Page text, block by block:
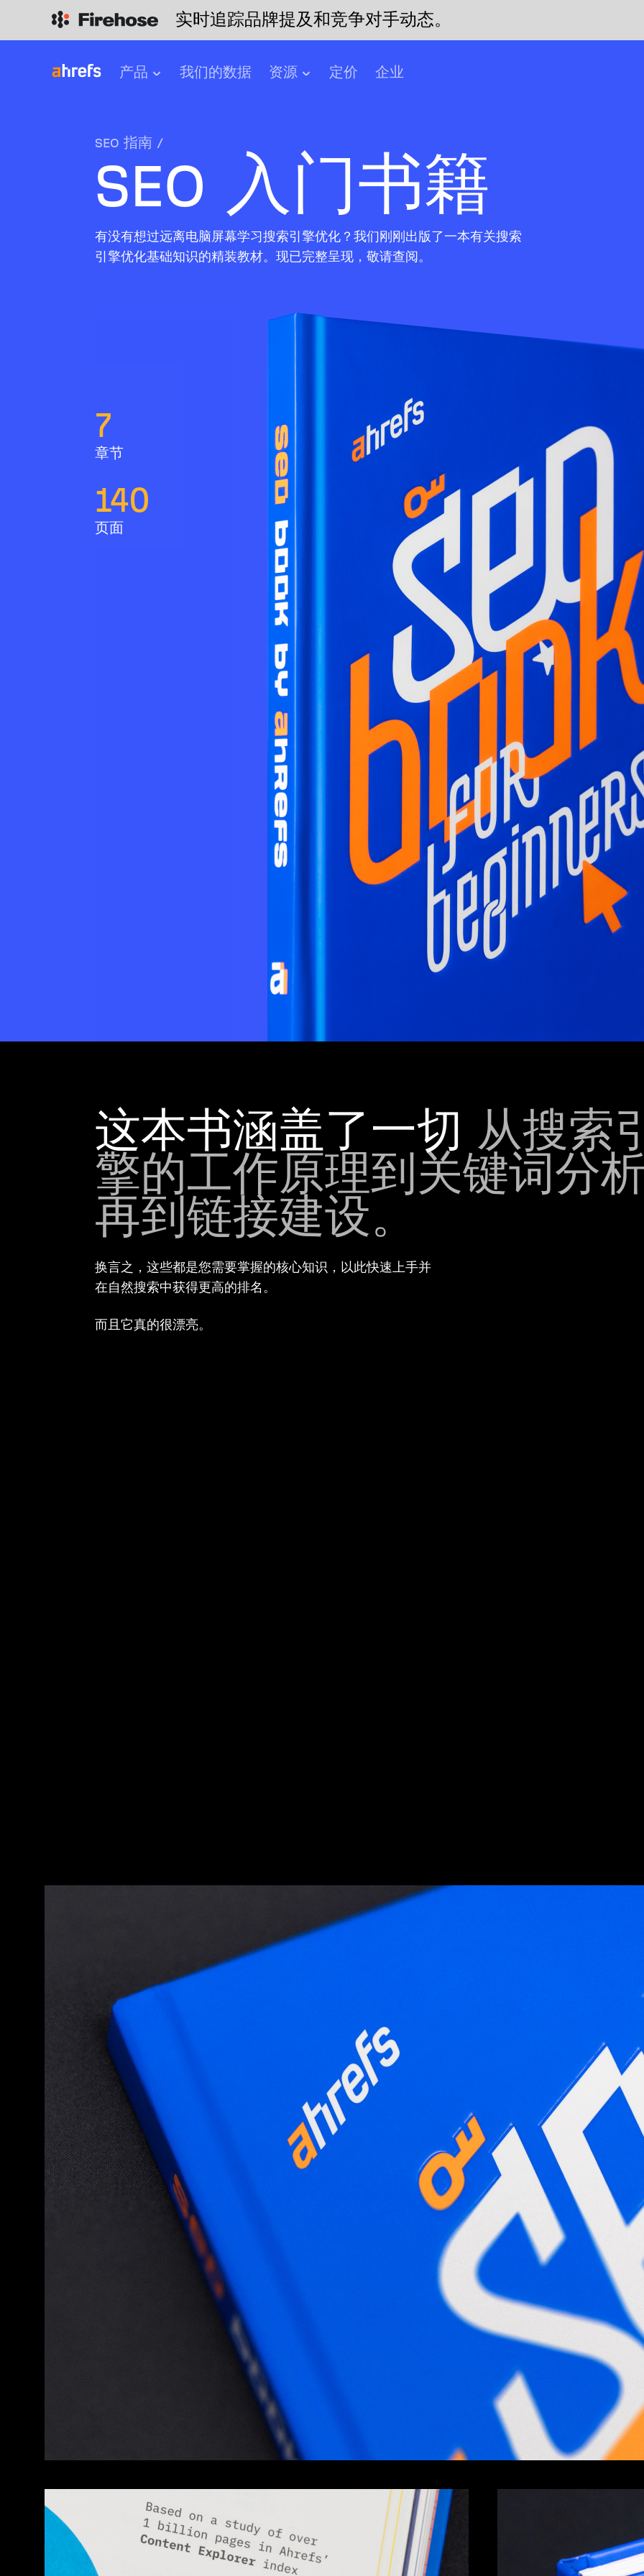
实时追踪品牌提及和竞争对手动态。
产品 我们的数据 资源 定价 企业
SEO 指南 /
SEO 入门书籍
有没有想过远离电脑屏幕学习搜索引擎优化？我们刚刚出版了一本有关搜索
引擎优化基础知识的精装教材。现已完整呈现，敬请查阅。
7
章节
140
页面
这本书涵盖了一切
从搜索
擎的工作原理到关键词分
再到链接建设。
换言之，这些都是您需要掌握的核心知识，以此快速上手并
在自然搜索中获得更高的排名。
而且它真的很漂亮。